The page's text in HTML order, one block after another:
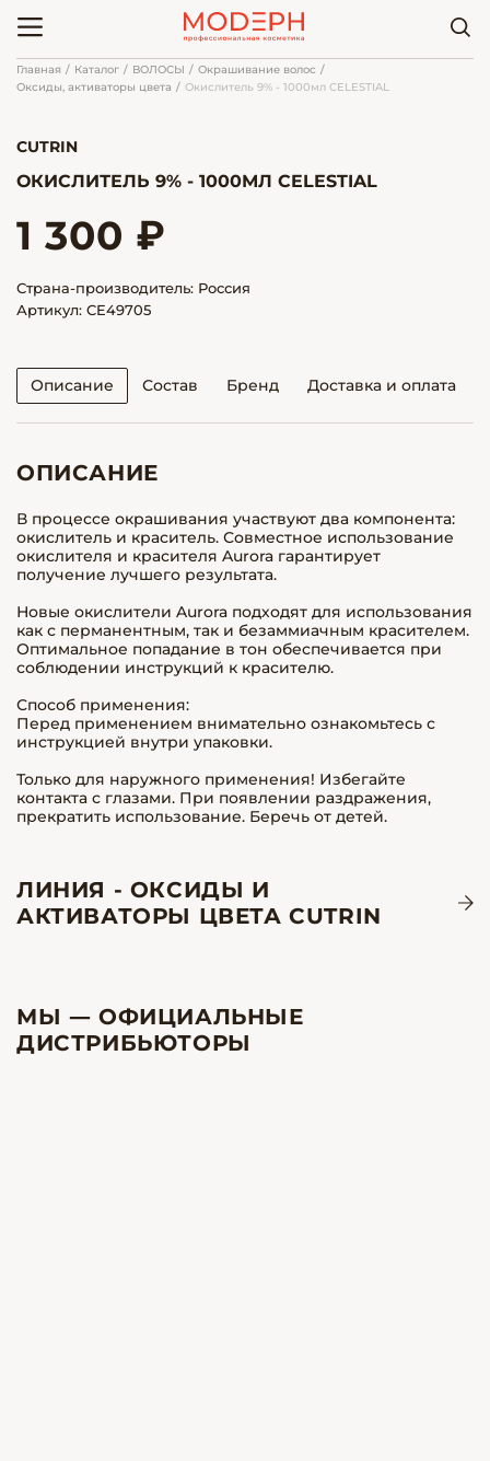
Главная Каталог ВОЛОСЫ
Окрашивание волос
Оксиды, активаторы цвета
Окислитель 9% - 1000мл CELESTIAL
CUTRIN
ОКИСЛИТЕЛЬ 9% - 1000МЛ CELESTIAL
1 300 ₽
Страна-производитель: Россия
Артикул: CE49705
Описание Состав Бренд Доставка и оплата
ОПИСАНИЕ
В процессе окрашивания участвуют два компонента:
окислитель и краситель. Совместное использование
окислителя и красителя Aurora гарантирует
получение лучшего результата.
Новые окислители Aurora подходят для использования
как с перманентным, так и безаммиачным красителем.
Оптимальное попадание в тон обеспечивается при
соблюдении инструкций к красителю.
Способ применения:
Перед применением внимательно ознакомьтесь с
инструкцией внутри упаковки.
Только для наружного применения! Избегайте
контакта с глазами. При появлении раздражения,
прекратить использование. Беречь от детей.
ЛИНИЯ - ОКСИДЫ И
АКТИВАТОРЫ ЦВЕТА CUTRIN
МЫ — ОФИЦИАЛЬНЫЕ
ДИСТРИБЬЮТОРЫ